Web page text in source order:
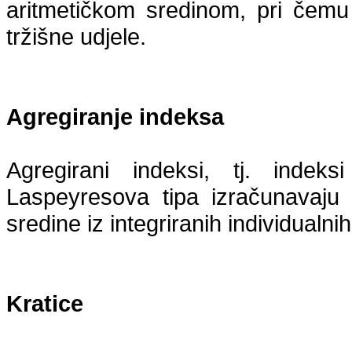
aritmetičkom sredinom, pri
tržišne udjele.
Agregiranje indeksa
Agregirani indeksi, tj.
Laspeyresovatipa izračunavaju
sredine iz integriranih
Kratice